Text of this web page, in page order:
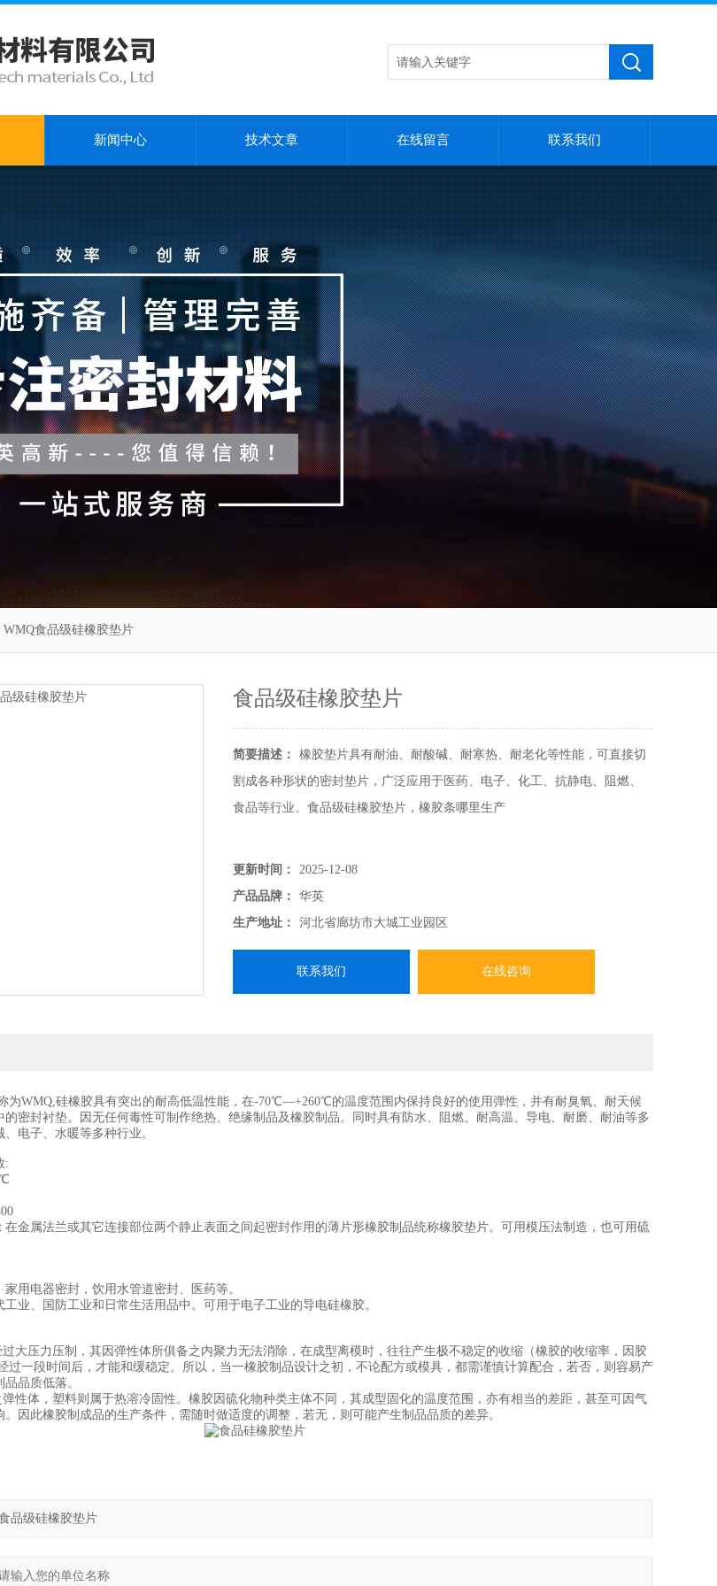
新闻中心 技术文章 在线留言 联系我们
WMQ食品级硅橡胶垫片
食品级硅橡胶垫片
简要描述：
橡胶垫片具有耐油、耐酸碱、耐寒热、耐老化等性能，可直接切
割成各种形状的密封垫片，广泛应用于医药、电子、化工、抗静电、阻燃、
食品等行业。食品级硅橡胶垫片，橡胶条哪里生产
更新时间：
2025-12-08
产品品牌：
华英
生产地址：
河北省廊坊市大城工业园区
联系我们 在线咨询
WMQ,硅橡胶具有突出的耐高低温性能，在-70℃—+260℃的温度范围内保持良好的使用弹性，并有耐臭氧、耐天候
密封衬垫。因无任何毒性可制作绝热、绝缘制品及橡胶制品。同时具有防水、阻燃、耐高温、导电、耐磨、耐油等多
电子、水暖等多种行业。
:
金属法兰或其它连接部位两个静止表面之间起密封作用的薄片形橡胶制品统称橡胶垫片。可用模压法制造，也可用硫
电器密封，饮用水管道密封、医药等。
、国防工业和日常生活用品中。可用于电子工业的导电硅橡胶。
压力压制，其因弹性体所俱备之内聚力无法消除，在成型离模时，往往产生极不稳定的收缩（橡胶的收缩率，因胶
过一段时间后，才能和缓稳定。所以，当一橡胶制品设计之初，不论配方或模具，都需谨慎计算配合，若否，则容易产
品质低落。
体，塑料则属于热溶冷固性。橡胶因硫化物种类主体不同，其成型固化的温度范围，亦有相当的差距，甚至可因气
因此橡胶制成品的生产条件，需随时做适度的调整，若无，则可能产生制品品质的差异。